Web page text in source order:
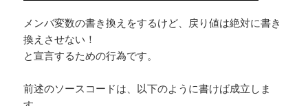
メンバ変数の書き換えをするけど、戻り値は絶対に書き
換えさせない！
と宣言するための行為です。
前述のソースコードは、以下のように書けば成立しま